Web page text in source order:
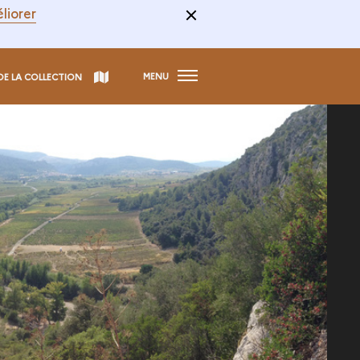
LA COLLECTION MENU